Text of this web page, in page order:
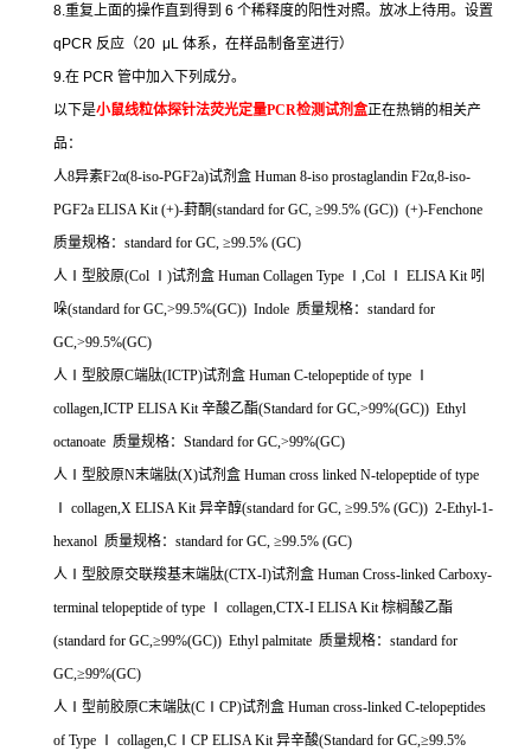
8.重复上面的操作直到得到 6 个稀释度的阳性对照。放冰上待用。设置
qPCR 反应（20 μL 体系，在样品制备室进行）
9.在 PCR 管中加入下列成分。
以下是小鼠线粒体探针法荧光定量PCR检测试剂盒正在热销的相关产
品：
人8异素F2α(8-iso-PGF2a)试剂盒 Human 8-iso prostaglandin F2α,8-iso-
PGF2a ELISA Kit (+)-葑酮(standard for GC, ≥99.5% (GC)) (+)-Fenchone
质量规格： standard for GC, ≥99.5% (GC)
人Ⅰ型胶原(Col )试剂盒 Human Collagen Type ,Col ELISA Kit吲
哚(standard for GC,>99.5%(GC)) Indole 质量规格： standard for
GC,>99.5%(GC)
人Ⅰ型胶原C端肽(ICTP)试剂盒 Human C-telopeptide of type
collagen,ICTP ELISA Kit辛酸乙酯(Standard for GC,>99%(GC)) Ethyl
octanoate 质量规格： Standard for GC,>99%(GC)
人Ⅰ型胶原N末端肽(X)试剂盒 Human cross linked N-telopeptide of type
collagen,X ELISA Kit异辛醇(standard for GC, ≥99.5% (GC)) 2-Ethyl-1-
hexanol 质量规格： standard for GC, ≥99.5% (GC)
人Ⅰ型胶原交联羧基末端肽(CTX-I)试剂盒 Human Cross-linked Carboxy-
terminal telopeptide of type
collagen,CTX-I ELISA Kit棕榈酸乙酯
(standard for GC,≥99%(GC)) Ethyl palmitate 质量规格： standard for
GC,≥99%(GC)
人Ⅰ型前胶原C末端肽(C CP)试剂盒 Human cross-linked C-telopeptides
of Type
collagen,C CP ELISA Kit异辛酸(Standard for GC,≥99.5%